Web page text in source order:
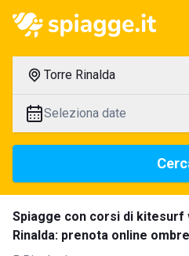
Torre Rinalda
Seleziona date
Spiagge con corsi di
Rinalda: prenota online